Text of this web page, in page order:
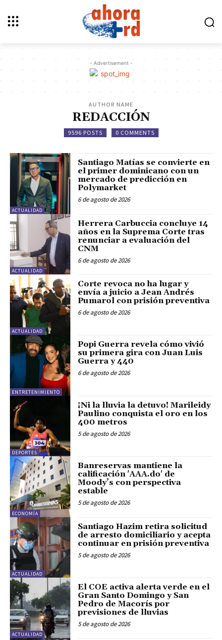
- Advertisement -
AUTHOR NAME
REDACCIÓN
9596 POSTS 0 COMMENTS
ACTUALIDAD
Santiago Matías se convierte en
el primer dominicano con un
mercado de predicción en
Polymarket
6 de agosto de 2026
ACTUALIDAD
Herrera Carbuccia concluye 14
años en la Suprema Corte tras
renunciar a evaluación del
CNM
6 de agosto de 2026
ACTUALIDAD
Corte revoca no ha lugar y
envía a juicio a Jean Andrés
Pumarol con prisión preventiva
6 de agosto de 2026
ENTRETENIMIENTO
Popi Guerra revela cómo vivió
su primera gira con Juan Luis
Guerra y 440
6 de agosto de 2026
DEPORTES
¡Ni la lluvia la detuvo! Marileidy
Paulino conquista el oro en los
400 metros
5 de agosto de 2026
ECONOMÍA
Banreservas mantiene la
calificación 'AAA.do' de
Moody’s con perspectiva
estable
5 de agosto de 2026
ACTUALIDAD
Santiago Hazim retira solicitud
de arresto domiciliario y acepta
continuar en prisión preventiva
5 de agosto de 2026
ACTUALIDAD
El COE activa alerta verde en el
Gran Santo Domingo y San
Pedro de Macorís por
previsiones de lluvias
5 de agosto de 2026